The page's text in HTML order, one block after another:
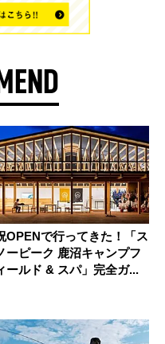
OPENで行ってきた！「ス
ーピーク 鹿沼キャンプフ
ールド & スパ」完全ガ...